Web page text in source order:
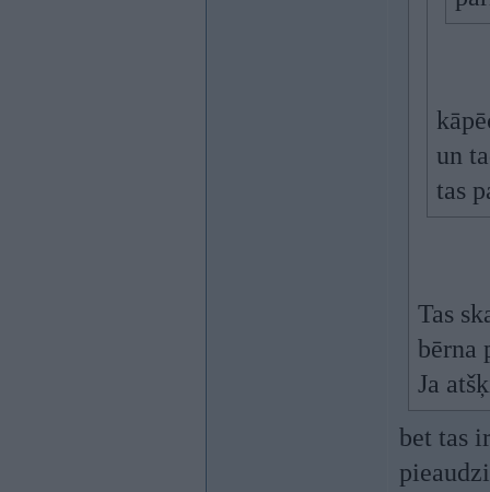
un
tas
Tas
bērna
Ja
bet tas